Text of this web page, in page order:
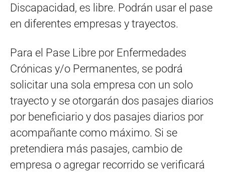
Discapacidad, es libre. Podrán usar el pase
en diferentes empresas y trayectos.
Para el Pase Libre por Enfermedades
Crónicas y/o Permanentes, se podrá
solicitar una sola empresa con un solo
trayecto y se otorgarán dos pasajes diarios
por beneficiario y dos pasajes diarios por
acompañante como máximo. Si se
pretendiera más pasajes, cambio de
empresa o agregar recorrido se verificará